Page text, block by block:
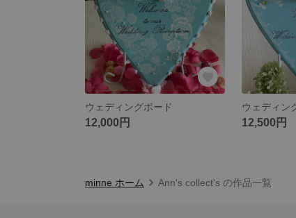
ウェディングボード
12,000円
ウェディン
12,500円
minne ホーム Ann's collect's の作品一覧